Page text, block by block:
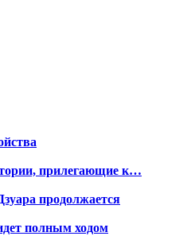
прилегающие к…
продолжается
полным ходом